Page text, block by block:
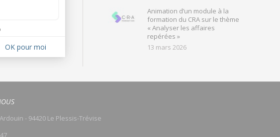
Animation d’un module à la
formation du CRA sur le thème
« Analyser les affaires
repérées »
13 mars 2026
- 94420 Le Plessis-Trévise